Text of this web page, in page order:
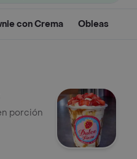
con Crema Obleas
porción